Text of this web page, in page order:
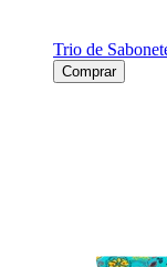
Trio de
Comprar